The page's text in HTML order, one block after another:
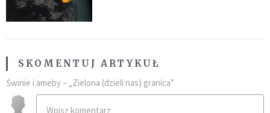
SKOMENTUJ ARTYKUŁ
Świnie i ameby – „Zielona (dzieli nas) granica”